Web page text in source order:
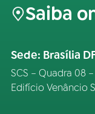
Saiba
Sede: Brasília
SCS – Quadra 08
Edifício Venâncio